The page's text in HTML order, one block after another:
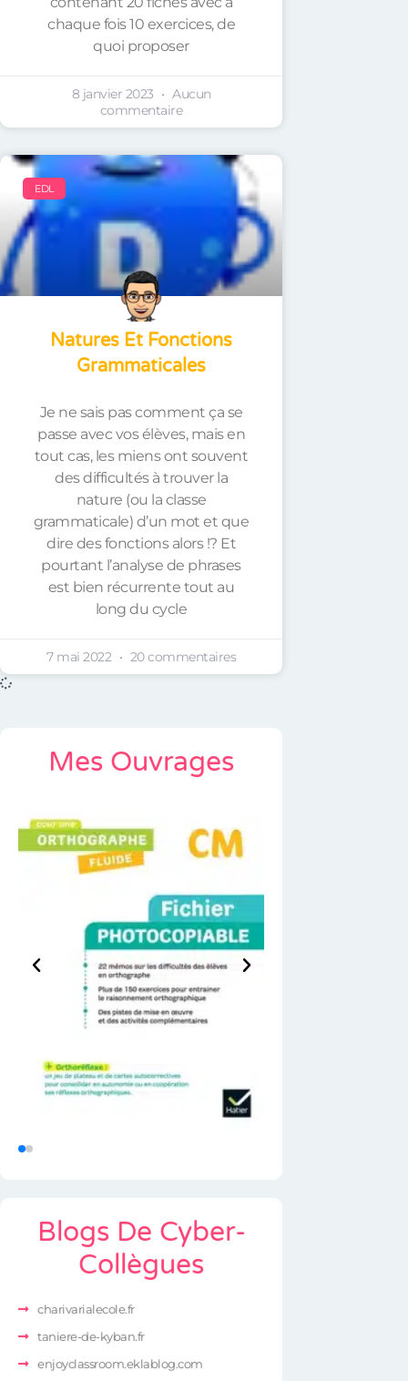
chaque fois 10 exercices, de
quoi proposer
8 janvier 2023
Aucun
commentaire
EDL
Natures Et Fonctions
Grammaticales
Je ne sais pas comment ça se
passe avec vos élèves, mais en
tout cas, les miens ont souvent
des difficultés à trouver la
nature (ou la classe
grammaticale) d’un mot et que
dire des fonctions alors !? Et
pourtant l’analyse de phrases
est bien récurrente tout au
long du cycle
7 mai 2022 20 commentaires
Mes Ouvrages
Blogs De Cyber-
Collègues
charivarialecole.fr
taniere-de-kyban.fr
enjoyclassroom.eklablog.com